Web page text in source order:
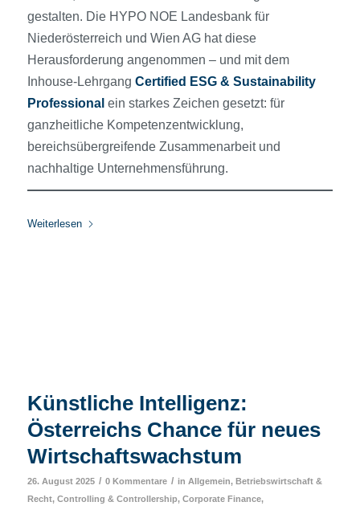
gestalten. Die HYPO NOE Landesbank für
Niederösterreich und Wien AG hat diese
Herausforderung angenommen – und mit dem
Inhouse-Lehrgang Certified ESG & Sustainability
Professional ein starkes Zeichen gesetzt: für
ganzheitliche Kompetenzentwicklung,
bereichsübergreifende Zusammenarbeit und
nachhaltige Unternehmensführung.
Weiterlesen
Künstliche Intelligenz:
Österreichs Chance für neues
Wirtschaftswachstum
26. August 2025 / 0 Kommentare / in Allgemein, Betriebswirtschaft &
Recht, Controlling & Controllership, Corporate Finance,